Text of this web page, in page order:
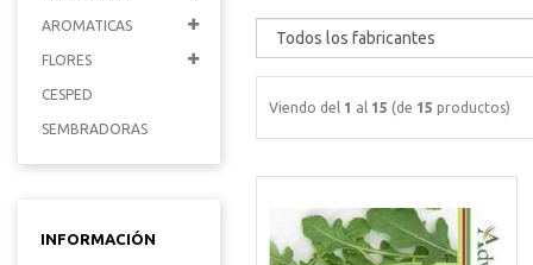
AROMATICAS
FLORES
CESPED
SEMBRADORAS
INFORMACIÓN
Viendo del 1 al 15 (de 15 productos)